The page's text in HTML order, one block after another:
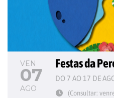
VEN
07
AGO
Festas da
DO 7 AO 17 DE
(Consultar: